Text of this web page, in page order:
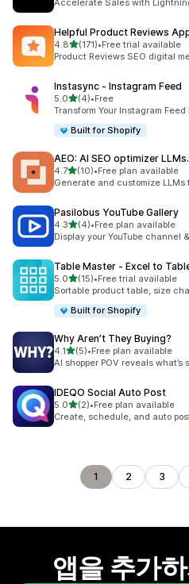
Accelerate Sales with
Helpful Product Reviews
4.8별 5개 중
(171)
총 리뷰 171개
•Free trial available
Product Reviews SEO digital
Instasync ‑ Instagram Feed
5.0별 5개 중
(4)
총 리뷰 4개
•Free
Transform Your Instagram
Built for Shopify
AEO: AI SEO optimizer
4.7별 5개 중
(10)
총 리뷰 10개
•Free plan available
Generate and customize
Pasilobus YouTube Gallery
4.3별 5개 중
(4)
총 리뷰 4개
•Free plan available
Display your YouTube channel
Table Master ‑ Excel to
5.0별 5개 중
(15)
총 리뷰 15개
•Free trial available
Sortable product table, size
Built for Shopify
Why Aren’t They Buying?
4.1별 5개 중
(5)
총 리뷰 5개
•Free plan available
AI shopper POV reveals
IDEQO Social Auto Post
5.0별 5개 중
(2)
총 리뷰 2개
•Free plan available
Create, schedule, and auto
1 2 3
앱을 추가